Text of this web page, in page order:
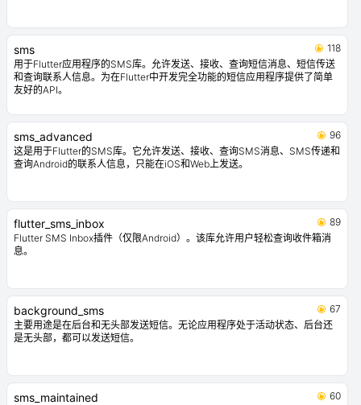
sms
118
用于Flutter应用程序的SMS库。允许发送、接收、查询短信消息、短信传送
和查询联系人信息。为在Flutter中开发完全功能的短信应用程序提供了简单
友好的API。
sms_advanced
96
这是用于Flutter的SMS库。它允许发送、接收、查询SMS消息、SMS传递和
查询Android的联系人信息，只能在iOS和Web上发送。
flutter_sms_inbox
89
Flutter SMS Inbox插件（仅限Android）。该库允许用户轻松查询收件箱消
息。
background_sms
67
主要用途是在后台和无头部发送短信。无论应用程序处于活动状态、后台还
是无头部，都可以发送短信。
sms_maintained
60